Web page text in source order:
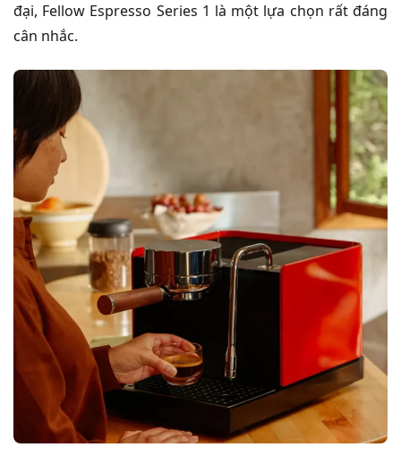
đại, Fellow Espresso Series 1 là một lựa chọn rất đáng
cân nhắc.